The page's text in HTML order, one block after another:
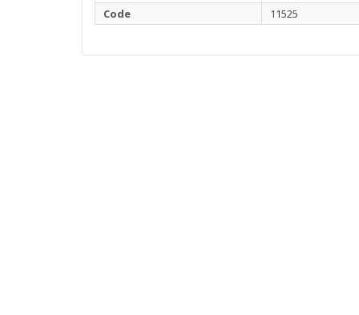
Code
11525